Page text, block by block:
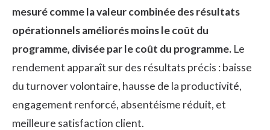
mesuré comme la valeur combinée des résultats
opérationnels améliorés moins le coût du
programme, divisée par le coût du programme. Le
rendement apparaît sur des résultats précis : baisse
du turnover volontaire, hausse de la productivité,
engagement renforcé, absentéisme réduit, et
meilleure satisfaction client.